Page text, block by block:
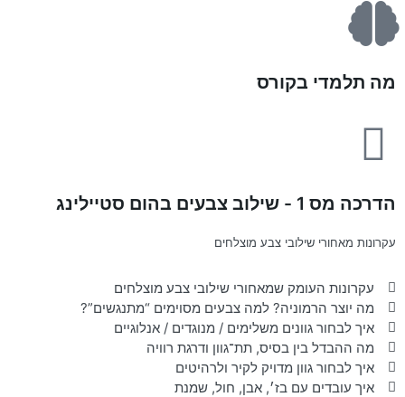
מה תלמדי בקורס
הדרכה מס 1 - שילוב צבעים בהום סטיילינג
עקרונות מאחורי שילובי צבע מוצלחים
עקרונות העומק שמאחורי שילובי צבע מוצלחים
מה יוצר הרמוניה? למה צבעים מסוימים “מתנגשים”?
איך לבחור גוונים משלימים / מנוגדים / אנלוגיים
מה ההבדל בין בסיס, תת־גוון ודרגת רוויה
איך לבחור גוון מדויק לקיר ולרהיטים
איך עובדים עם בז׳, אבן, חול, שמנת